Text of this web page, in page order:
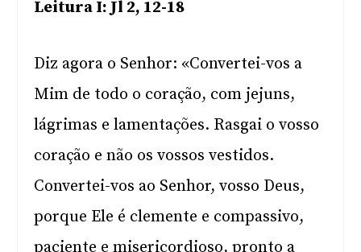
Leitura I: Jl 2, 12-18
Diz agora o Senhor: «Convertei-vos a
Mim de todo o coração, com jejuns,
lágrimas e lamentações. Rasgai o vosso
coração e não os vossos vestidos.
Convertei-vos ao Senhor, vosso Deus,
porque Ele é clemente e compassivo,
paciente e misericordioso, pronto a